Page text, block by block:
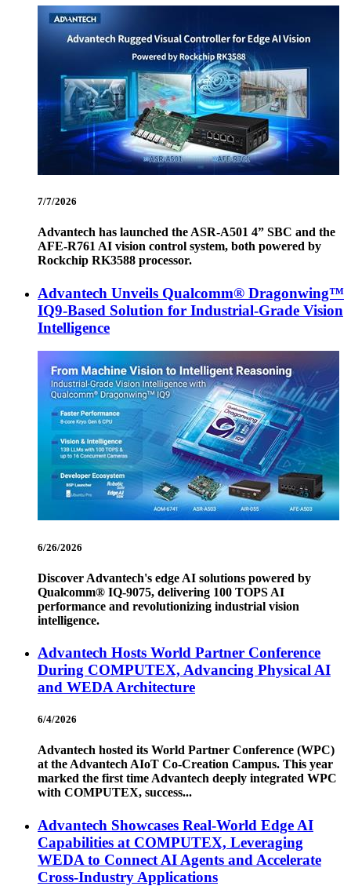
7/7/2026
Advantech has launched the ASR-A501 4” SBC and the
AFE-R761 AI vision control system, both powered by
Rockchip RK3588 processor.
Advantech Unveils Qualcomm® Dragonwing™
IQ9-Based Solution for Industrial-Grade Vision
Intelligence
6/26/2026
Discover Advantech's edge AI solutions powered by
Qualcomm® IQ-9075, delivering 100 TOPS AI
performance and revolutionizing industrial vision
intelligence.
Advantech Hosts World Partner Conference
During COMPUTEX, Advancing Physical AI
and WEDA Architecture
6/4/2026
Advantech hosted its World Partner Conference (WPC)
at the Advantech AIoT Co-Creation Campus. This year
marked the first time Advantech deeply integrated WPC
with COMPUTEX, success...
Advantech Showcases Real-World Edge AI
Capabilities at COMPUTEX, Leveraging
WEDA to Connect AI Agents and Accelerate
Cross-Industry Applications